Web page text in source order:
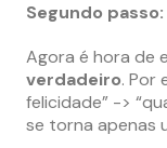
Segundo passo:
Agora é hora de
verdadeiro. Por
felicidade” ->
se torna apenas